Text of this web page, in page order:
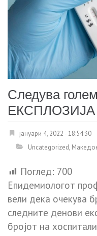
Следува
ЕКСПЛОЗИЈА
јануари 4, 2022 - 18:54:30
Uncategorized,
Поглед: 700
Епидемиологот
вели дека очекува
следните денови
бројот на